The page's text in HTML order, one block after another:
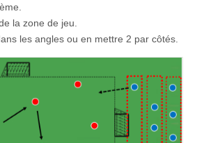
la zone de jeu.
les angles ou en mettre 2 par côtés.